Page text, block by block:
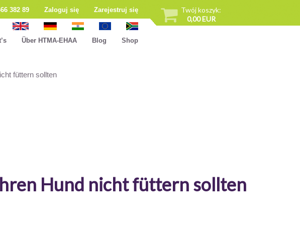
Twój koszyk:
0,00 EUR
382 89 Zaloguj się Zarejestruj się
Über HTMA-EHAA Blog Shop
füttern sollten
Hund nicht füttern sollten